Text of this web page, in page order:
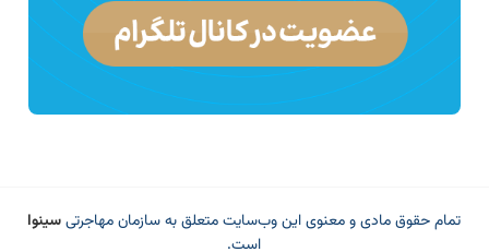
تمام حقوق مادی و معنوی این وب‌سایت متعلق به سازمان مهاجرتیسینوا
است.